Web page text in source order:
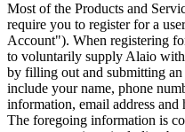
Most of the Products and
require you to register for a
Account"). When registering
to voluntarily supply Alaio
by filling out and submitting
include your name, phone
information, email address and
The foregoing information is